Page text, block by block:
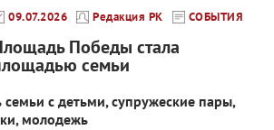
09.07.2026 Редакция РК СОБЫТИЯ
Победы стала
семьи
семьи с детьми, супружеские пары,
молодежь